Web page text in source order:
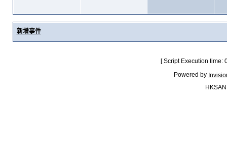
新增事件
[ Script Execution
Powered by